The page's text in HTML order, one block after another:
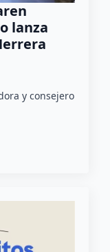
lanza
y consejero